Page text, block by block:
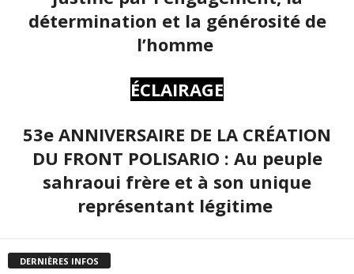
détermination et la générosité de
l’homme
ÉCLAIRAGE
53e ANNIVERSAIRE DE LA CRÉATION
DU FRONT POLISARIO : Au peuple
sahraoui frère et à son unique
représentant légitime
DERNIÈRES INFOS